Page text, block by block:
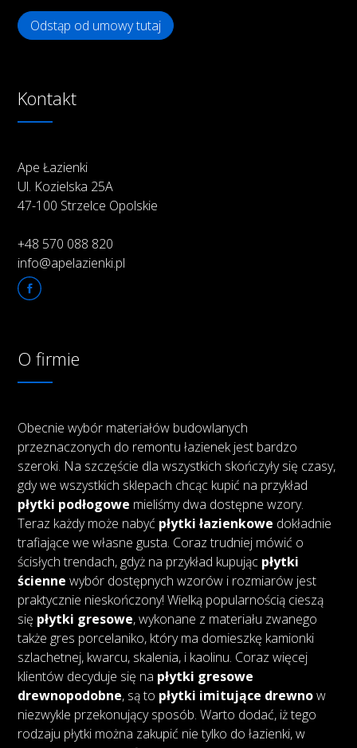
Odstąp od umowy tutaj
Kontakt
Ape Łazienki
Ul. Kozielska 25A
47-100 Strzelce Opolskie
+48 570 088 820
info@apelazienki.pl
O firmie
Obecnie wybór materiałów budowlanych
przeznaczonych do remontu łazienek jest bardzo
szeroki. Na szczęście dla wszystkich skończyły się czasy,
gdy we wszystkich sklepach chcąc kupić na przykład
płytki podłogowe mieliśmy dwa dostępne wzory.
Teraz każdy może nabyć płytki łazienkowe dokładnie
trafiające we własne gusta. Coraz trudniej mówić o
ścisłych trendach, gdyż na przykład kupując płytki
ścienne wybór dostępnych wzorów i rozmiarów jest
praktycznie nieskończony! Wielką popularnością cieszą
się płytki gresowe, wykonane z materiału zwanego
także gres porcelaniko, który ma domieszkę kamionki
szlachetnej, kwarcu, skalenia, i kaolinu. Coraz więcej
klientów decyduje się na płytki gresowe
drewnopodobne, są to płytki imitujące drewnow
niezwykle przekonujący sposób. Warto dodać, iż tego
rodzaju płytki można zakupić nie tylko do łazienki, w